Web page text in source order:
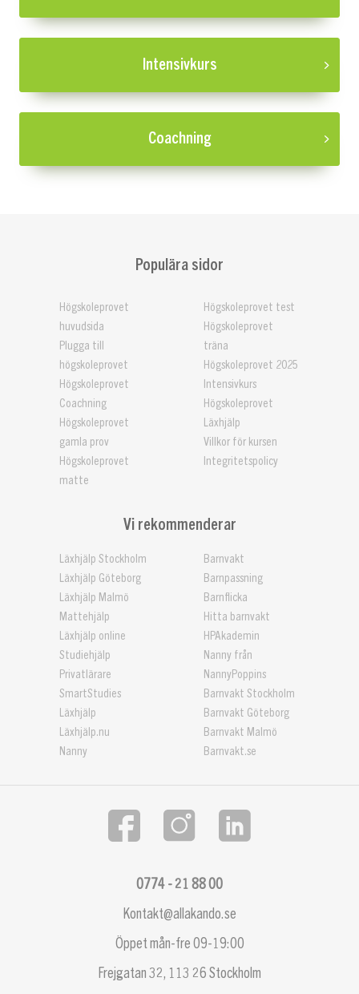
Intensivkurs
Coachning
Populära sidor
Högskoleprovet
huvudsida
Plugga till
högskoleprovet
Högskoleprovet
Coachning
Högskoleprovet
gamla prov
Högskoleprovet
matte
Högskoleprovet test
Högskoleprovet
träna
Högskoleprovet 2025
Intensivkurs
Högskoleprovet
Läxhjälp
Villkor för kursen
Integritetspolicy
Vi rekommenderar
Läxhjälp Stockholm
Läxhjälp Göteborg
Läxhjälp Malmö
Mattehjälp
Läxhjälp online
Studiehjälp
Privatlärare
SmartStudies
Läxhjälp
Läxhjälp.nu
Nanny
Barnvakt
Barnpassning
Barnflicka
Hitta barnvakt
HPAkademin
Nanny från
NannyPoppins
Barnvakt Stockholm
Barnvakt Göteborg
Barnvakt Malmö
Barnvakt.se
Kontakt@allakando.se
0774 - 21 88 00
Öppet mån-fre 09-19:00
Frejgatan 32, 113 26 Stockholm